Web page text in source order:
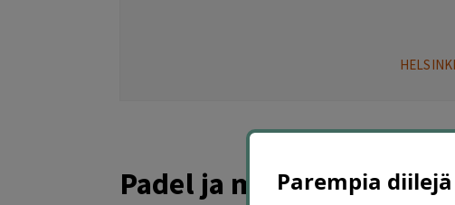
HELSINKI
Padel ja muut mailapelit
Parempia